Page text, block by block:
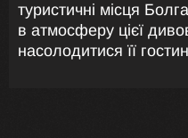
туристичні місця
в атмосферу цієї
насолодитися її